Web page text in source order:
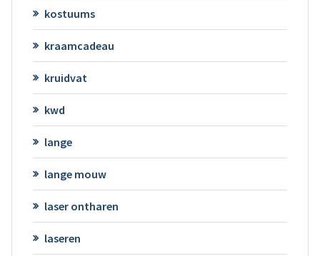
kostuums
kraamcadeau
kruidvat
kwd
lange
lange mouw
laser ontharen
laseren